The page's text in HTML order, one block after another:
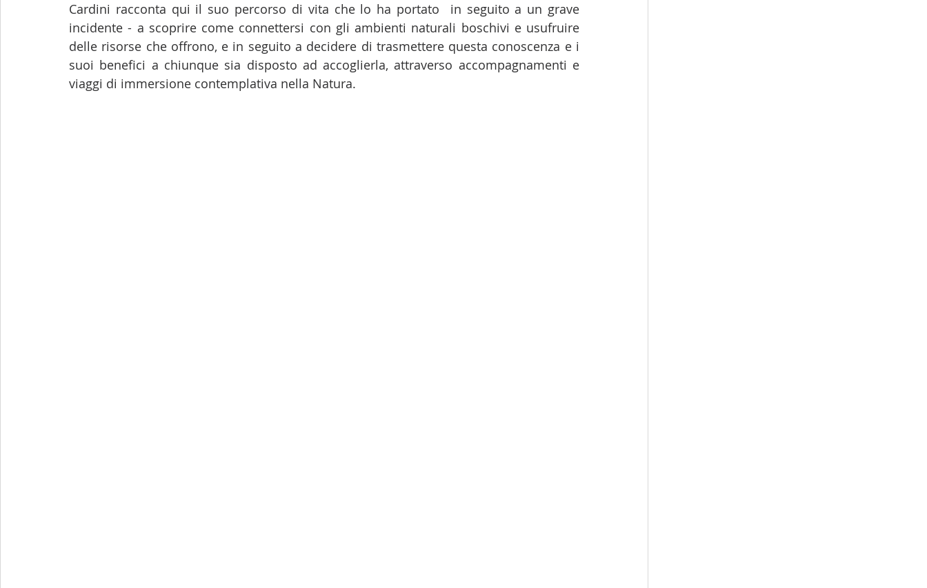
Cardini racconta qui il suo percorso di vita che lo ha portato  in seguito a un grave
incidente - a scoprire come connettersi con gli ambienti naturali boschivi e usufruire
delle risorse che offrono, e in seguito a decidere di trasmettere questa conoscenza e i
suoi benefici a chiunque sia disposto ad accoglierla, attraverso accompagnamenti e
viaggi di immersione contemplativa nella Natura.